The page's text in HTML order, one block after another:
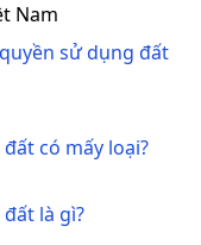
Nam
sử dụng đất
có mấy loại?
là gì?